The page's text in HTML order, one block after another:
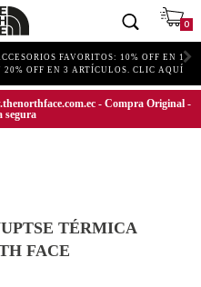
0
FAVORITOS: 10% OFF EN 1
OFF EN 3 ARTÍCULOS. CLIC AQUÍ
- Compra Original -
segura
TÉRMICA
FACE